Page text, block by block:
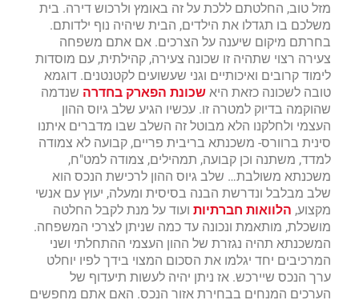
מזל טוב, החלטתם ללכת על זה באומץ ולרכוש דירה. בית
משלכם בו תגדלו את הילדים, הבית שיהיה נוף ילדותם.
בחרתם מיקום שיענה על הצרכים. אם אתם משפחה
צעירה רצוי שתהיה זו שכונה צעירה, קהילתית, עם מוסדות
לימוד קרובים ואיכותיים וגני שעשועים לקטנטנים. דוגמא
טובה לשכונה כזאת היא שכונת הפארק בחדרה שנדמה
שהוקמה בדיוק למטרה זו. עכשיו הגיע שלב גיוס ההון
העצמי ולחלקנו הלא מבוטל זה השלב שבו מדברים איתנו
סינית ברוורס- משכנתא בריבית פריים, קבועה לא צמודה
למדד, משתנה וכן קבועה, תמהילים, צמודה למט"ח,
משכנתא משולבת… שלב גיוס ההון לרכישת הנכס הוא
שלב מבלבל ונדרשת הבנה בסיסית ומעלה, יעוץ עם אנשי
מקצוע, הלוואות חברתיות ועוד על מנת לקבל החלטה
מושכלת, מותאמת ונכונה עד כמה שניתן לצרכי המשפחה.
המשכנתא תהיה נגזרת של ההון העצמי ההתחלתי ושני
המרכיבים יחד יגלמו את הסכום המצוי בידך לפיו יוחלט
ערך הנכס שיירכש. אז ניתן יהיה לעשות תיעדוף של
הערכים המנחים בבחירת אזור הנכס. האם אתם מחפשים